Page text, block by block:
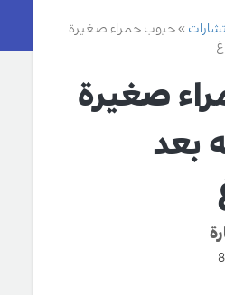
حبوب حمراء صغيرة
صغيرة
بعد